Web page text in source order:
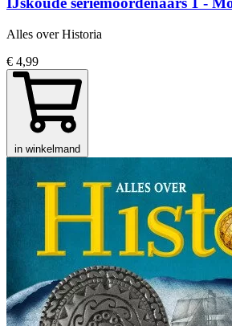
Alles over Historia
€ 4,99
in winkelmand